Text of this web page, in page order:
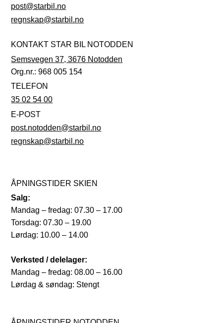
post@starbil.no
regnskap@starbil.no
KONTAKT STAR BIL NOTODDEN
Semsvegen 37, 3676 Notodden
Org.nr.: 968 005 154
TELEFON
35 02 54 00
E-POST
post.notodden@starbil.no
regnskap@starbil.no
ÅPNINGSTIDER SKIEN
Salg:
Mandag – fredag: 07.30 – 17.00
Torsdag: 07.30 – 19.00
Lørdag: 10.00 – 14.00
Verksted / delelager:
Mandag – fredag: 08.00 – 16.00
Lørdag & søndag: Stengt